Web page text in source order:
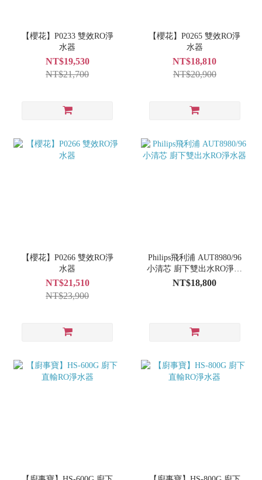
【櫻花】P0233 雙效RO淨
水器
NT$19,530
NT$21,700
【櫻花】P0265 雙效RO淨
水器
NT$18,810
NT$20,900
【櫻花】P0266 雙效RO淨
水器
NT$21,510
NT$23,900
Philips飛利浦 AUT8980/96
小清芯 廚下雙出水RO淨水
器
NT$18,800